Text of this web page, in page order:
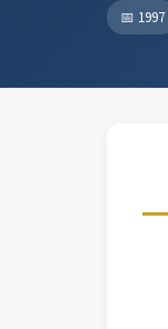
📅 1997